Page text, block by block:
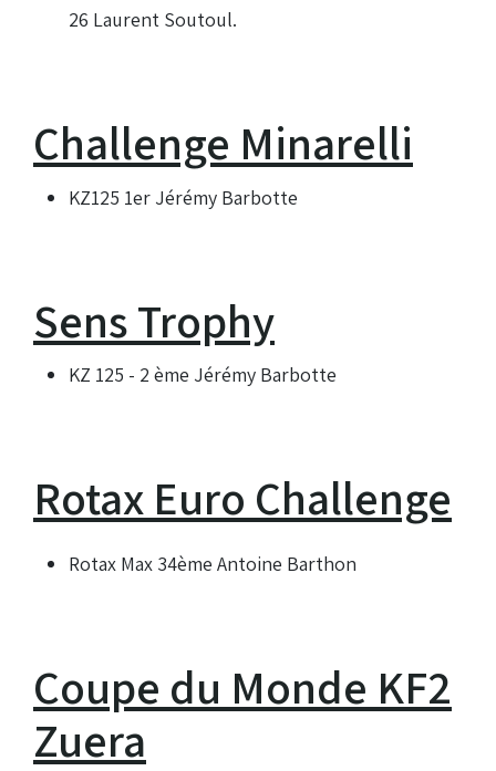
26 Laurent Soutoul.
Challenge Minarelli
KZ125 1er Jérémy Barbotte
Sens Trophy
KZ 125 - 2 ème Jérémy Barbotte
Rotax Euro Challenge
Rotax Max 34ème Antoine Barthon
Coupe du Monde KF2
Zuera